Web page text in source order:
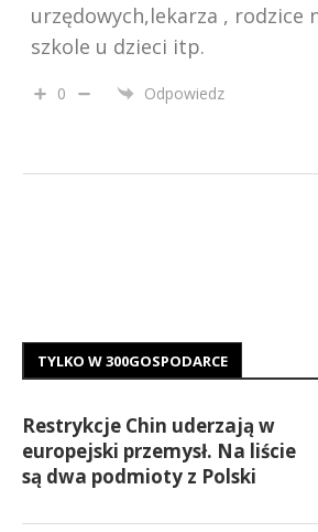
urzędowych,lekarza , rodzice
szkole u dzieci itp.
0 Odpowiedz
TYLKO W 300GOSPODARCE
Restrykcje Chin uderzają w
europejski przemysł. Na liście
są dwa podmioty z Polski